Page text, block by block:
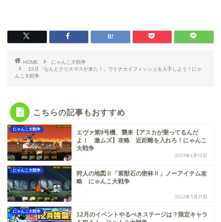
HOME
にゃんこ大戦争
12月「なんとクリスマスが来た！」でトナカイフィッシュを入手しよう！にゃ
んこ大戦争
こちらの記事もおすすめ
にゃんこ大戦争
エヴァ第9号機、襲来【アスカが乗ってるんだ
よ！ 激ムズ】攻略 近距離を入れろ！にゃんこ
大戦争
2023年6月10日
にゃんこ大戦争
狩人の地図Ⅱ「紫獣石の密林Ⅱ」ノーアイテム攻
略 にゃんこ大戦争
2022年5月21日
にゃんこ大戦争
12月のイベントやるべきステージは？限定キャラ